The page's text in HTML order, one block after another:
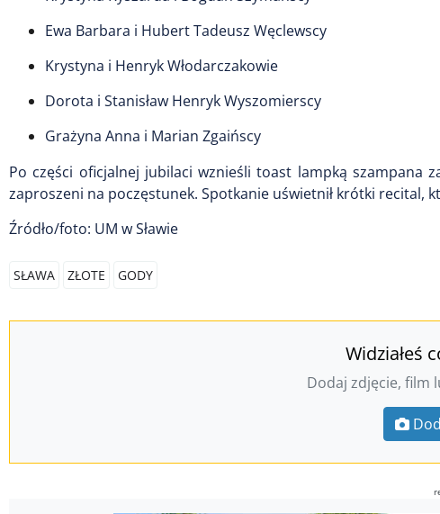
Ewa Barbara i Hubert Tadeusz Węclewscy
Krystyna i Henryk Włodarczakowie
Dorota i Stanisław Henryk Wyszomierscy
Grażyna Anna i Marian Zgaińscy
Po części oficjalnej jubilaci wznieśli toast lampką szampana
zaproszeni na poczęstunek. Spotkanie uświetnił krótki recital,
Źródło/foto: UM w Sławie
SŁAWA ZŁOTE GODY
Widziałeś
Dodaj zdjęcie, film